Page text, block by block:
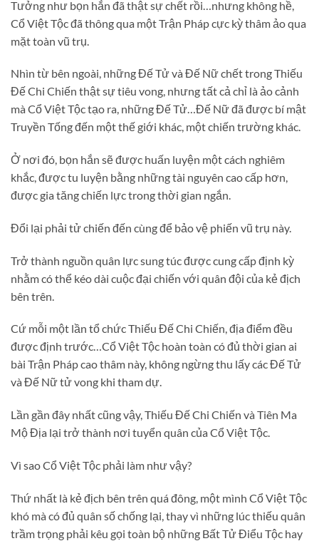
Tưởng như bọn hắn đã thật sự chết rồi…nhưng không hề,
Cổ Việt Tộc đã thông qua một Trận Pháp cực kỳ thâm ảo qua
mặt toàn vũ trụ.
Nhìn từ bên ngoài, những Đế Tử và Đế Nữ chết trong Thiếu
Đế Chi Chiến thật sự tiêu vong, nhưng tất cả chỉ là ảo cảnh
mà Cổ Việt Tộc tạo ra, những Đế Tử…Đế Nữ đã được bí mật
Truyền Tống đến một thế giới khác, một chiến trường khác.
Ở nơi đó, bọn hắn sẽ được huấn luyện một cách nghiêm
khắc, được tu luyện bằng những tài nguyên cao cấp hơn,
được gia tăng chiến lực trong thời gian ngắn.
Đổi lại phải tử chiến đến cùng để bảo vệ phiến vũ trụ này.
Trở thành nguồn quân lực sung túc được cung cấp định kỳ
nhằm có thể kéo dài cuộc đại chiến với quân đội của kẻ địch
bên trên.
Cứ mỗi một lần tổ chức Thiếu Đế Chi Chiến, địa điểm đều
được định trước…Cổ Việt Tộc hoàn toàn có đủ thời gian ai
bài Trận Pháp cao thâm này, không ngừng thu lấy các Đế Tử
và Đế Nữ tử vong khi tham dự.
Lần gần đây nhất cũng vậy, Thiếu Đế Chi Chiến và Tiên Ma
Mộ Địa lại trở thành nơi tuyển quân của Cổ Việt Tộc.
Vì sao Cổ Việt Tộc phải làm như vậy?
Thứ nhất là kẻ địch bên trên quá đông, một mình Cổ Việt Tộc
khó mà có đủ quân số chống lại, thay vì những lúc thiếu quân
trầm trọng phải kêu gọi toàn bộ những Bất Tử Điểu Tộc hay